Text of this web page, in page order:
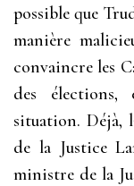
possible que
manière
convaincre les
des
situation. Déjà,
de la Justice
ministre de la